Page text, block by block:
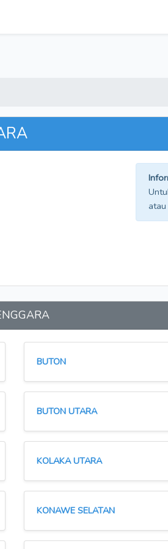
atau
BUTON
BUTON UTARA
KOLAKA UTARA
KONAWE SELATAN